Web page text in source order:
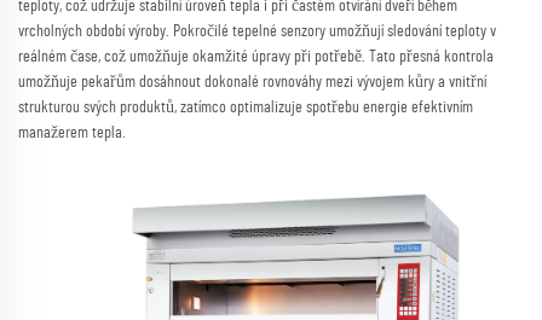
teploty, což udržuje stabilní úroveň tepla i při častém otvírání dveří během
vrcholných období výroby. Pokročilé tepelné senzory umožňují sledování teploty v
reálném čase, což umožňuje okamžité úpravy při potřebě. Tato přesná kontrola
umožňuje pekařům dosáhnout dokonalé rovnováhy mezi vývojem kůry a vnitřní
strukturou svých produktů, zatímco optimalizuje spotřebu energie efektivním
manažerem tepla.